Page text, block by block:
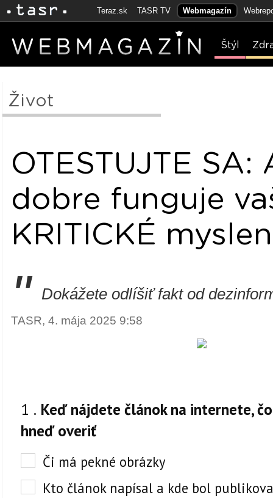
Teraz.sk TASR TV Webmagazín
Štýl
Život
OTESTUJTE SA:
dobre funguje
KRITICKÉ
" Dokážete odlíšiť fakt od
TASR, 4. mája 2025 9:58